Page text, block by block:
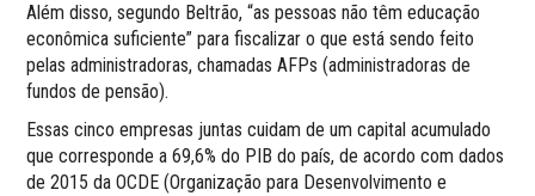
Além disso, segundo Beltrão, “as pessoas não têm educação
econômica suficiente” para fiscalizar o que está sendo feito
pelas administradoras, chamadas AFPs (administradoras de
fundos de pensão).
Essas cinco empresas juntas cuidam de um capital acumulado
que corresponde a 69,6% do PIB do país, de acordo com dados
de 2015 da OCDE (Organização para Desenvolvimento e